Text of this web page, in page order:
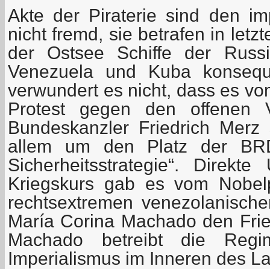
Akte der Piraterie sind den
nicht fremd, sie betrafen in
der Ostsee Schiffe der
Venezuela und Kuba
verwundert es nicht, dass es
Protest gegen den offenen
Bundeskanzler Friedrich
allem um den Platz der
Sicherheitsstrategie“.
Kriegskurs gab es vom
rechtsextremen
María Corina Machado den
Machado betreibt die
Imperialismus im Inneren des